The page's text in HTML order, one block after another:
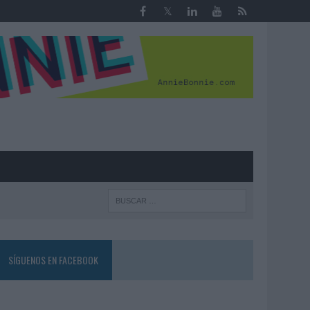
SÍGUENOS EN FACEBOOK